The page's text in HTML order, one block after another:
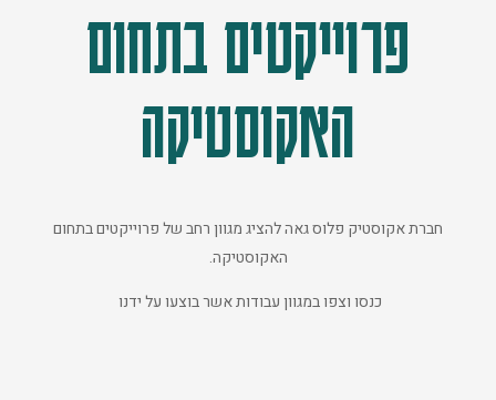
פרוייקטים בתחום
האקוסטיקה
חברת אקוסטיק פלוס גאה להציג מגוון רחב של פרוייקטים בתחום
האקוסטיקה.
כנסו וצפו במגוון עבודות אשר בוצעו על ידנו